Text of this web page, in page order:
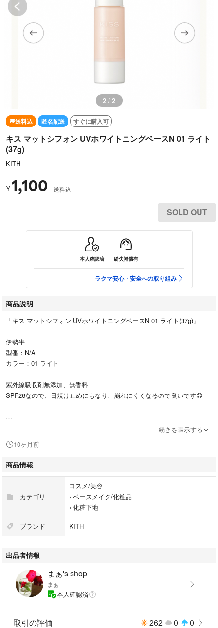
2 / 2
送料込 匿名配送 すぐに購入可
キス マットシフォン UVホワイトニングベースN 01 ライト
(37g)
KITH
¥1,100 送料込
SOLD OUT
本人確認済 紛失補償有
ラクマ安心・安全への取り組み
商品説明
「キス マットシフォン UVホワイトニングベースN 01 ライト(37g)」
伊勢半
型番：N/A
カラー：01 ライト
紫外線吸収剤無添加、無香料
SPF26なので、日焼け止めにもなり、崩れにくくなるので良いです😊
・残量：新品、未使用です
・付属品：箱ありです
#N/A
#コスメ/美容
#化粧下地
#メイクアップ
続きを表示する
10ヶ月前
商品情報
カテゴリ
コスメ/美容
› ベースメイク/化粧品
› 化粧下地
ブランド KITH
出品者情報
まぁ's shop
まぁ
本人確認済
取引の評価 262 0 0